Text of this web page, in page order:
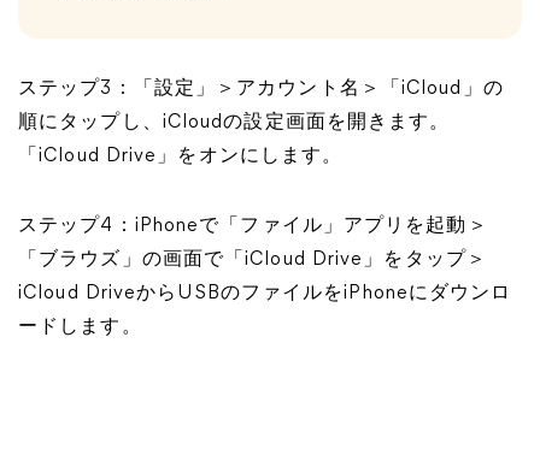
ステップ3：「設定」＞アカウント名＞「iCloud」の
順にタップし、iCloudの設定画面を開きます。
「iCloud Drive」をオンにします。
ステップ4：iPhoneで「ファイル」アプリを起動＞
「ブラウズ」の画面で「iCloud Drive」をタップ＞
iCloud DriveからUSBのファイルをiPhoneにダウンロ
ードします。